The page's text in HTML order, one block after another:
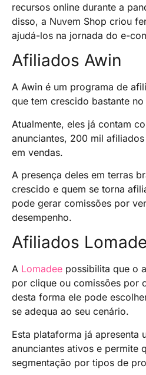
recursos online durante a
disso, a Nuvem Shop criou
ajudá-los na jornada do e-
Afiliados Awin
A Awin é um programa de
que tem crescido bastante no
Atualmente, eles já contam
anunciantes, 200 mil
em vendas.
A presença deles em terras
crescido e quem se torna
pode gerar comissões por
desempenho.
Afiliados
A Lomadee possibilita que o
por clique ou comissões por
desta forma ele pode
se adequa ao seu cenário.
Esta plataforma já apresenta
anunciantes ativos e permite
segmentação por tipos de